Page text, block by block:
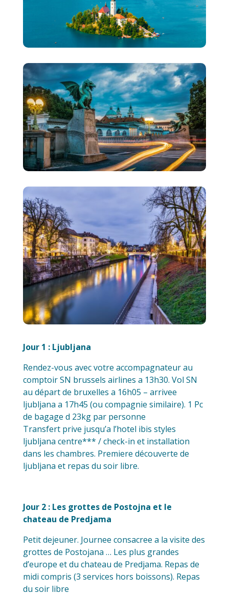
Jour 1 : Ljubljana
Rendez-vous avec votre accompagnateur au
comptoir SN brussels airlines a 13h30. Vol SN
au départ de bruxelles a 16h05 – arrivee
ljubljana a 17h45 (ou compagnie similaire). 1 Pc
de bagage d 23kg par personne
Transfert prive jusqu’a l’hotel ibis styles
ljubljana centre*** / check-in et installation
dans les chambres. Premiere découverte de
ljubljana et repas du soir libre.
Jour 2 : Les grottes de Postojna et le
chateau de Predjama
Petit dejeuner. Journee consacree a la visite des
grottes de Postojana … Les plus grandes
d’europe et du chateau de Predjama. Repas de
midi compris (3 services hors boissons). Repas
du soir libre